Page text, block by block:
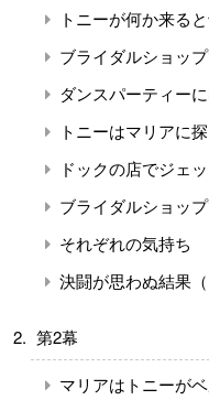
トニーが何か来る
ブライダルショッ
ダンスパーティー
トニーはマリアに
ドックの店でジェ
ブライダルショッ
それぞれの気持ち
決闘が思わぬ結果
第2幕
マリアはトニーが